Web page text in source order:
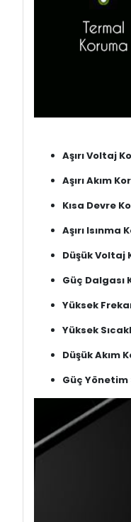
Aşırı Voltaj
Aşırı Akım
Kısa Devre
Aşırı Isınma
Düşük Voltaj
Güç Dalgası
Yüksek
Yüksek
Düşük Akım
Güç